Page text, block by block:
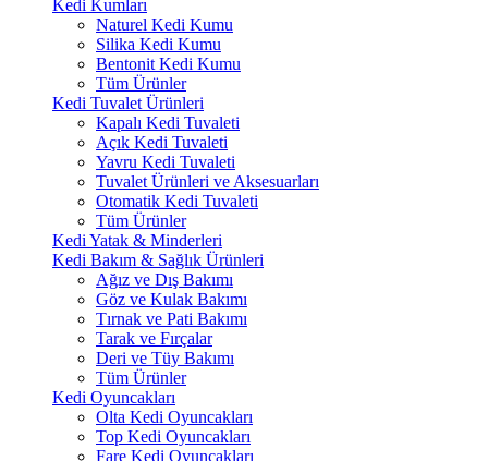
Kedi Kumları
Naturel Kedi Kumu
Silika Kedi Kumu
Bentonit Kedi Kumu
Tüm Ürünler
Kedi Tuvalet Ürünleri
Kapalı Kedi Tuvaleti
Açık Kedi Tuvaleti
Yavru Kedi Tuvaleti
Tuvalet Ürünleri ve Aksesuarları
Otomatik Kedi Tuvaleti
Tüm Ürünler
Kedi Yatak & Minderleri
Kedi Bakım & Sağlık Ürünleri
Ağız ve Dış Bakımı
Göz ve Kulak Bakımı
Tırnak ve Pati Bakımı
Tarak ve Fırçalar
Deri ve Tüy Bakımı
Tüm Ürünler
Kedi Oyuncakları
Olta Kedi Oyuncakları
Top Kedi Oyuncakları
Fare Kedi Oyuncakları